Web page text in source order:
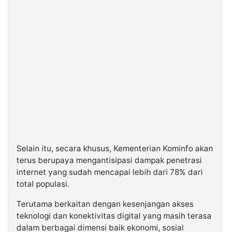
Selain itu, secara khusus, Kementerian Kominfo akan
terus berupaya mengantisipasi dampak penetrasi
internet yang sudah mencapai lebih dari 78% dari
total populasi.
Terutama berkaitan dengan kesenjangan akses
teknologi dan konektivitas digital yang masih terasa
dalam berbagai dimensi baik ekonomi, sosial